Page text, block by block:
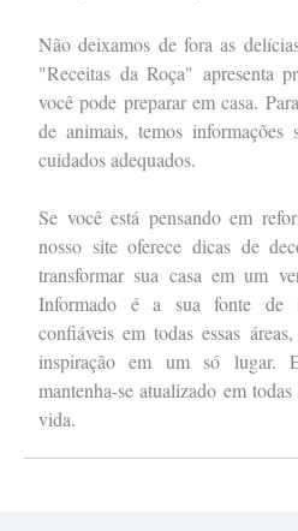
Não deixamos de fora as
"Receitas da Roça" apresenta
você pode preparar em casa.
de animais, temos informações
cuidados adequados.
Se você está pensando em
nosso site oferece dicas de
transformar sua casa em um
Informado é a sua fonte de
confiáveis em todas essas
inspiração em um só lugar.
mantenha-se atualizado em
vida.